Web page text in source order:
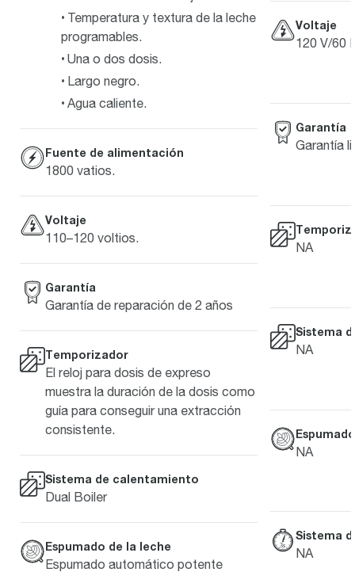
Temperatura y textura de la leche
programables.
Una o dos dosis.
Largo negro.
Agua caliente.
Fuente de alimentación
1800 vatios.
Voltaje
110–120 voltios.
Garantía
Garantía de reparación de 2 años
Temporizador
El reloj para dosis de expreso
muestra la duración de la dosis como
guía para conseguir una extracción
consistente.
Sistema de calentamiento
Dual Boiler
Espumado de la leche
Espumado automático potente
Voltaje
120 V/60
Garantía
Garantía
NA
Sistema
NA
NA
Sistema
NA